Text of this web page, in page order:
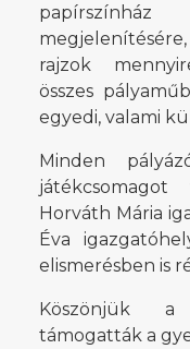
papírszínház
rajzok
összes
egyedi, valami
Minden
Horváth Mária
Éva
elismerésben is
Köszönjük a
támogatták a